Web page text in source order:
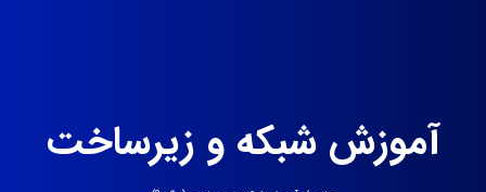
آموزش شبکه و زیرساخت